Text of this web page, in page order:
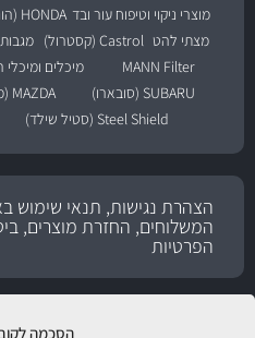
הסכמה
מוצרי ניקוי וטיפוח עור ובד HONDA (הונדה)
מצתי להט Castrol (קסטרול)
MANN Filter
מיכלים
SUBARU (סובארו)
MAZDA (מאזדה)
Steel Shield (סטיל שילד)
הצהרת נגישות, תנאי שימוש
המשלוחים, החזרת מוצרים,
הפרטיות